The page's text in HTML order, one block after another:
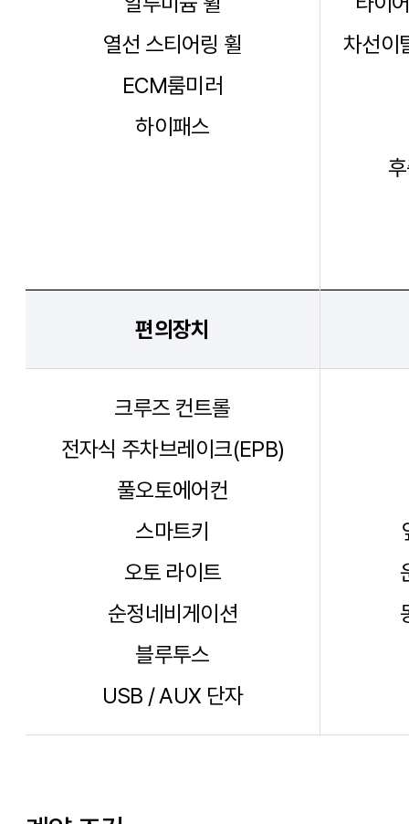
열선 스티어링 휠
ECM룸미러
하이패스
차선이
편의장치
크루즈 컨트롤
전자식 주차브레이크(EPB)
풀오토에어컨
스마트키
오토 라이트
순정네비게이션
블루투스
USB / AUX 단자